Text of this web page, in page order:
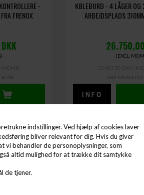
indstillinger. Ved hjælp af cookies laver
bliver relevant for dig. Hvis du giver
vi behandler de personoplysninger, som
altid mulighed for at trække dit samtykke
de tjener.
-
FRENOX
DKK
R290
KØLEBORD - 4 LÅGER OG
ARBEJDSPLADS
26.750,00
(EXCL.
FRE-MGN4-